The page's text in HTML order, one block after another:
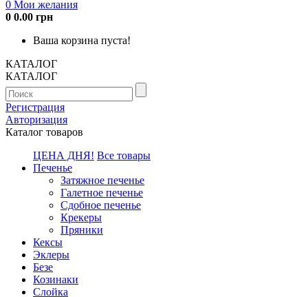
0 Мои желания
0 0.00 грн
Ваша корзина пуста!
КАТАЛОГ
КАТАЛОГ
Регистрация
Авторизация
Каталог товаров
ЦЕНА ДНЯ! Все товары
Печенье
Затяжное печенье
Галетное печенье
Сдобное печенье
Крекеры
Пряники
Кексы
Эклеры
Безе
Козинаки
Слойка